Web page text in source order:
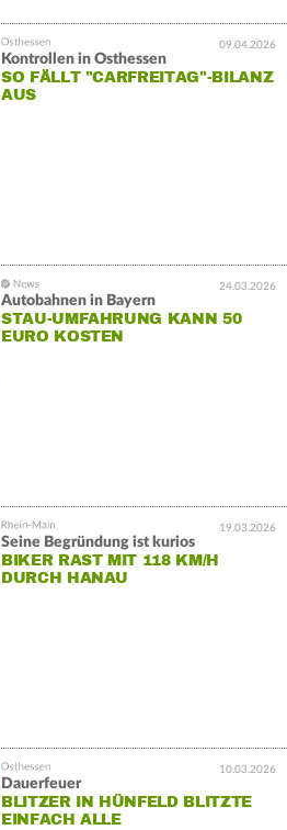
09.04.2026
Kontrollen in Osthessen
SO FÄLLT "CARFREITAG"-BILANZ
AUS
24.03.2026
Autobahnen in Bayern
STAU-UMFAHRUNG KANN 50
EURO KOSTEN
19.03.2026
Seine Begründung ist kurios
BIKER RAST MIT 118 KM/H
DURCH HANAU
10.03.2026
Dauerfeuer
BLITZER IN HÜNFELD BLITZTE
EINFACH ALLE